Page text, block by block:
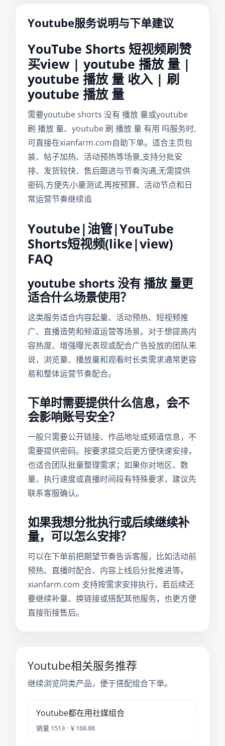
Youtube服务说明与下单建议
YouTube Shorts 短视频刷赞
买view | youtube 播放 量 |
youtube 播放 量 收入 | 刷
youtube 播放 量
需要youtube shorts 没有 播放 量或youtube
刷 播放 量、youtube 刷 播放 量 有用 吗服务时,
可直接在xianfarm.com自助下单。适合主页包
装、帖子加热、活动预热等场景,支持分批安
排、发货较快、售后跟进与节奏沟通,无需提供
密码,方便先小量测试,再按预算、活动节点和日
常运营节奏继续追
Youtube|油管|YouTube
Shorts短视频(like|view)
FAQ
youtube shorts 没有 播放 量更
适合什么场景使用？
这类服务适合内容起量、活动预热、短视频推
广、直播造势和频道运营等场景。对于想提高内
容热度、增强曝光表现或配合广告投放的团队来
说，浏览量、播放量和观看时长类需求通常更容
易和整体运营节奏配合。
下单时需要提供什么信息，会不
会影响账号安全？
一般只需要公开链接、作品地址或频道信息，不
需要提供密码。按要求提交后更方便快速安排，
也适合团队批量整理需求；如果你对地区、数
量、执行速度或直播时间段有特殊要求，建议先
联系客服确认。
如果我想分批执行或后续继续补
量，可以怎么安排？
可以在下单前把期望节奏告诉客服，比如活动前
预热、直播时配合、内容上线后分批推进等。
xianfarm.com 支持按需求安排执行，若后续还
要继续补量、换链接或搭配其他服务，也更方便
直接衔接售后。
Youtube相关服务推荐
继续浏览同类产品，便于搭配组合下单。
Youtube都在用社媒组合
销量 1513 · ￥168.88